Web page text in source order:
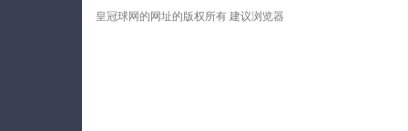
皇冠球网的网址的版权所有 建议浏览器